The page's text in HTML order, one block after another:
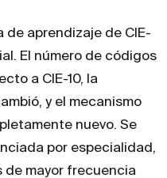
de aprendizaje de CIE-
El número de códigos
a CIE-10, la
y el mecanismo
nuevo. Se
por especialidad,
mayor frecuencia